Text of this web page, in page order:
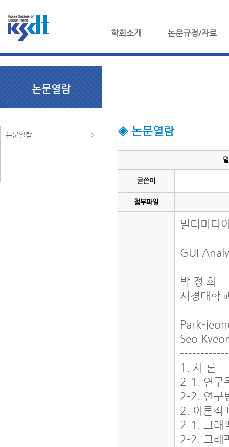
학회소개 논문규정/자료
논문열람
논문열람 ◈ 논문열람
글쓴이
첨부파일
멀티미디
GUI
박 정 희
서경대학
Park-
Seo
1. 서 론
2-1. 연구
2-2. 연구
2. 이론적
2-1. 그래
2-2. 그래